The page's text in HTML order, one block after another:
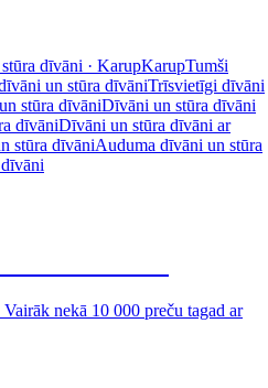
dīvāni · KarupKarupTumši
un stūra dīvāniTrīsvietīgi dīvāni
stūra dīvāniDīvāni un stūra dīvāni
dīvāniDīvāni un stūra dīvāni ar
stūra dīvāniAuduma dīvāni un stūra
nekā 10 000 preču tagad ar